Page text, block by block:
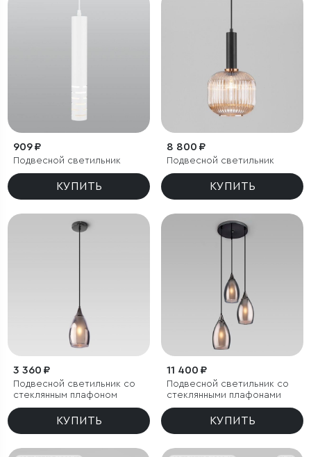
909 ₽
Подвесной светильник
КУПИТЬ
8 800 ₽
Подвесной светильник
КУПИТЬ
3 360 ₽
Подвесной светильник со
стеклянным плафоном
КУПИТЬ
11 400 ₽
Подвесной светильник со
стеклянными плафонами
КУПИТЬ